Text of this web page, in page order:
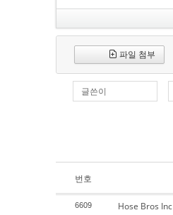
파일 첨부
글쓴이
번호
6609 Hose Bros Inc